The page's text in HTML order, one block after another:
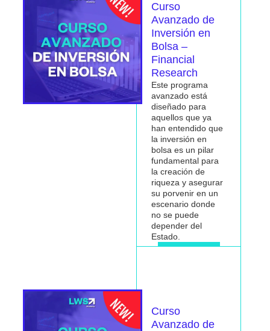
Curso
Avanzado de
Inversión en
Bolsa –
Financial
Research
Este programa
avanzado está
diseñado para
aquellos que ya
han entendido que
la inversión en
bolsa es un pilar
fundamental para
lacreación de
riqueza y asegurar
su porvenir en un
escenario donde
no se puede
depender del
Estado.
Curso
Avanzado de